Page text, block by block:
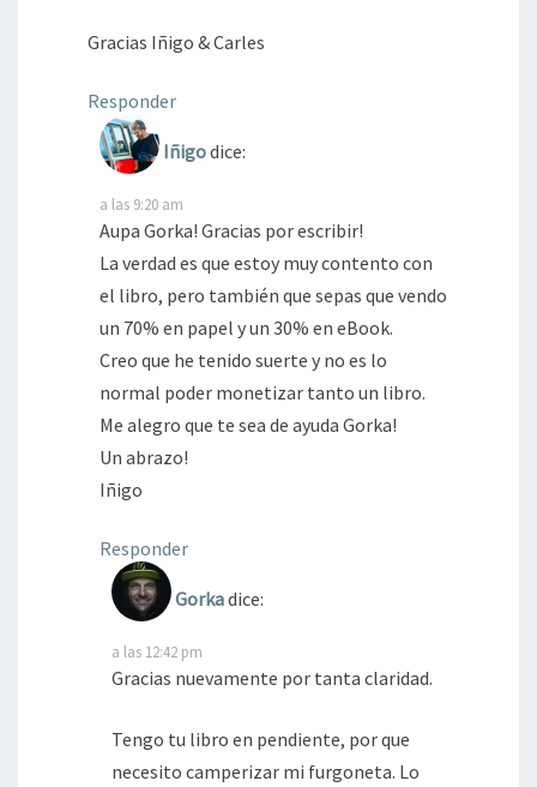
Gracias Iñigo & Carles
Responder
Iñigodice:
a las 9:20 am
Aupa Gorka! Gracias por escribir!
La verdad es que estoy muy contento con
el libro, pero también que sepas que vendo
un 70% en papel y un 30% en eBook.
Creo que he tenido suerte y no es lo
normal poder monetizar tanto un libro.
Me alegro que te sea de ayuda Gorka!
Un abrazo!
Iñigo
Responder
Gorkadice:
a las 12:42 pm
Gracias nuevamente por tanta claridad.
Tengo tu libro en pendiente, por que
necesito camperizar mi furgoneta. Lo